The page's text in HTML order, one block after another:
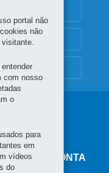
DE PONTA
portal não
não
com nosso
o
para
em
vídeos
do